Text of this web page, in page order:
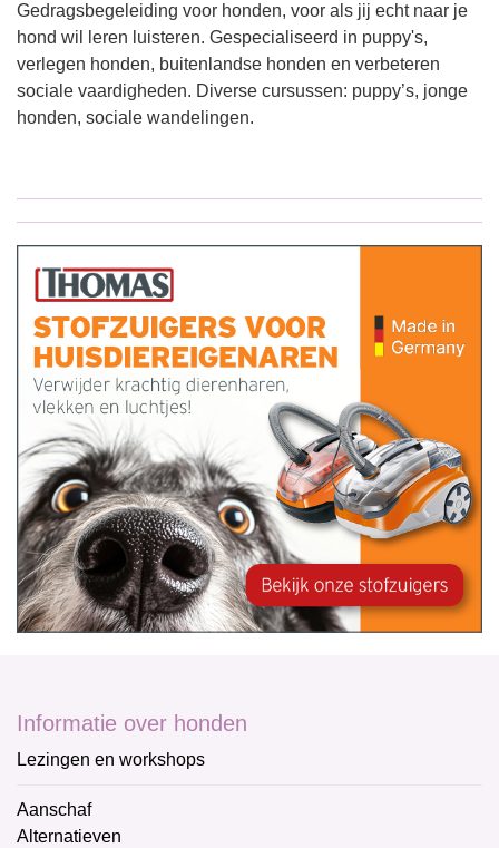
Gedragsbegeleiding voor honden, voor als jij echt naar je
hond wil leren luisteren. Gespecialiseerd in puppy's,
verlegen honden, buitenlandse honden en verbeteren
sociale vaardigheden. Diverse cursussen: puppy’s, jonge
honden, sociale wandelingen.
Informatie over honden
Lezingen en workshops
Aanschaf
Alternatieven